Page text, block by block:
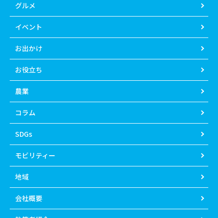
グルメ
イベント
お出かけ
お役立ち
農業
コラム
SDGs
モビリティー
地域
会社概要